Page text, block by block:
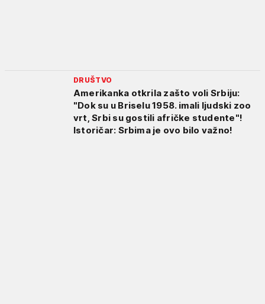
DRUŠTVO
Amerikanka otkrila zašto voli Srbiju:
"Dok su u Briselu 1958. imali ljudski zoo
vrt, Srbi su gostili afričke studente"!
Istoričar: Srbima je ovo bilo važno!